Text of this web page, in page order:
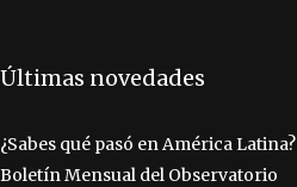
Últimas novedades
¿Sabes qué pasó en América Latina?
Boletín Mensual del Observatorio